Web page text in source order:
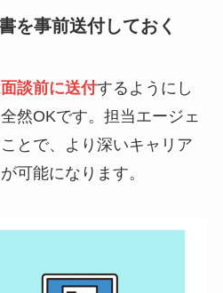
を事前送付しておく
談前に送付するようにし
然OKです。担当エージェ
とで、より深いキャリア
可能になります。